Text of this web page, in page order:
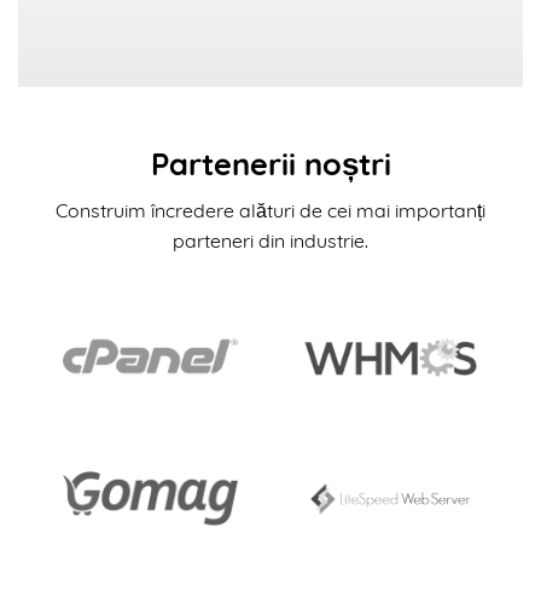
Partenerii noștri
Construim încredere alături de cei mai importanți
parteneri din industrie.